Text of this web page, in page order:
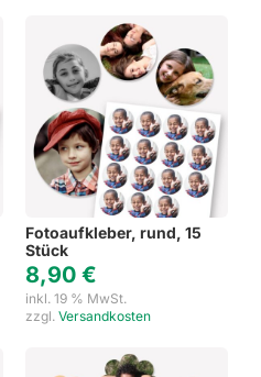
Fotoaufkleber, rund, 15
Stück
8,90 €
inkl. 19 % MwSt.
zzgl. Versandkosten